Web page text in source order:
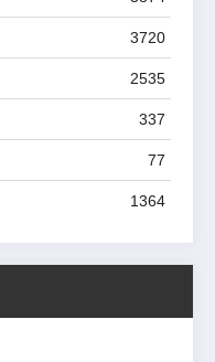
3720
2535
337
77
1364